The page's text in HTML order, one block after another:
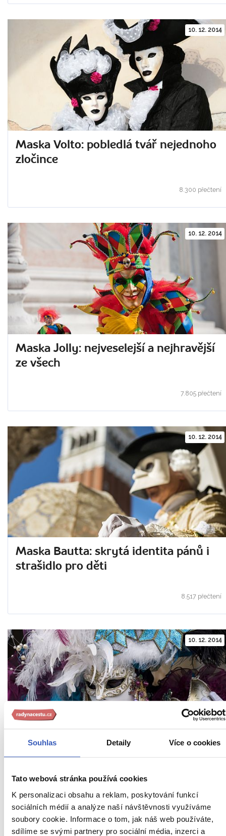
Souhlas Detaily Více o cookies
Tato webová stránka používá cookies
K personalizaci obsahu a reklam, poskytování funkcí
sociálních médií a analýze naší návštěvnosti využíváme
soubory cookie. Informace o tom, jak náš web používáte,
sdílíme se svými partnery pro sociální média, inzerci a
10. 12. 2014
Maska Volto: pobledlá tvář nejednoho
zločince
8.300 přečtení
10. 12. 2014
Maska Jolly: nejveselejší a nejhravější
ze všech
7.805 přečtení
10. 12. 2014
Maska Bautta: skrytá identita pánů i
strašidlo pro děti
8.517 přečtení
10. 12. 2014
Benátské masky: přehlídka krásy i
14.851 přečtení